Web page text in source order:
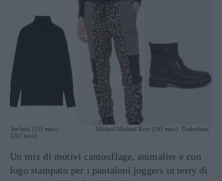
Stefanel (115 euro) Michael Micheal Kors (185 euro) Timberland
(207 euro)
Un mix di motivi camouflage, animalier e con
logo stampato per i pantaloni joggers in terry di